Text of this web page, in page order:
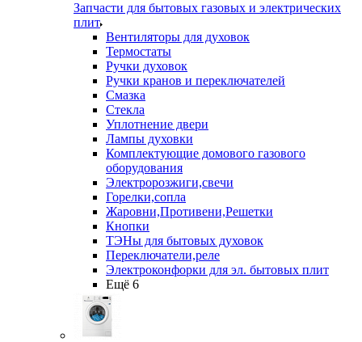
Запчасти для бытовых газовых и электрических
плит
Вентиляторы для духовок
Термостаты
Ручки духовок
Ручки кранов и переключателей
Смазка
Стекла
Уплотнение двери
Лампы духовки
Комплектующие домового газового
оборудования
Электророзжиги,свечи
Горелки,сопла
Жаровни,Противени,Решетки
Кнопки
ТЭНы для бытовых духовок
Переключатели,реле
Электроконфорки для эл. бытовых плит
Ещё 6